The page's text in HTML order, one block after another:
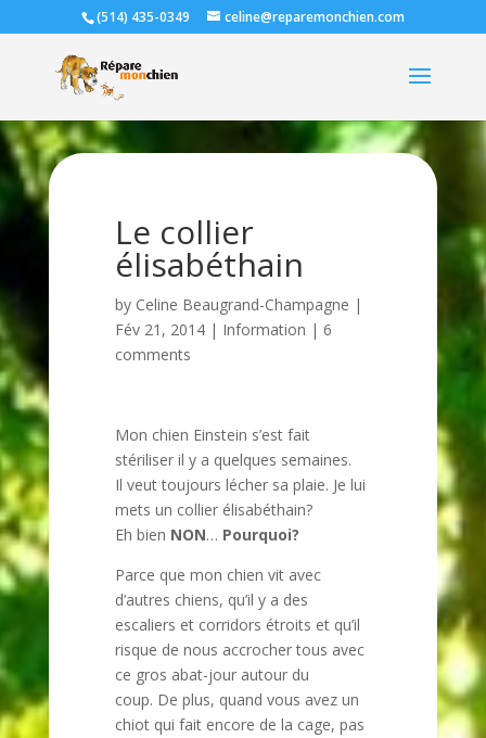
(514) 435-0349 celine@reparemonchien.com
Le collier
élisabéthain
by Celine Beaugrand-Champagne |
Fév 21, 2014 | Information |6
comments
Mon chien Einstein s’est fait
stériliser il y a quelques semaines.
Il veut toujours lécher sa plaie. Je lui
mets un collier élisabéthain?
Eh bien NON… Pourquoi?
Parce que mon chien vit avec
d’autres chiens, qu’il y a des
escaliers et corridors étroits et qu’il
risque de nous accrocher tous avec
ce gros abat-jour autour du
coup. De plus, quand vous avez un
chiot qui fait encore de la cage, pas